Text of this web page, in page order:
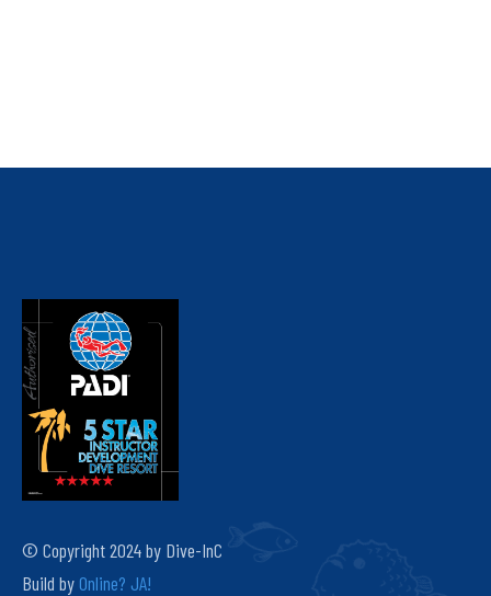
© Copyright 2024 by Dive-InC
Build byOnline? JA!